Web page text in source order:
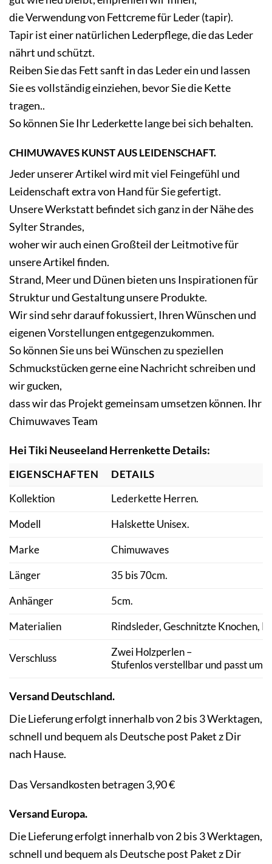
die Verwendung von Fettcreme für Leder (tapir).
Tapir ist einer natürlichen Lederpflege, die das Leder
nährt und schützt.
Reiben Sie das Fett sanft in das Leder ein und lassen
Sie es vollständig einziehen, bevor Sie die Kette
tragen..
So können Sie Ihr Lederkette lange bei sich behalten.
CHIMUWAVES KUNST AUS LEIDENSCHAFT.
Jeder unserer Artikel wird mit viel Feingefühl und
Leidenschaft extra von Hand für Sie gefertigt.
Unsere Werkstatt befindet sich ganz in der Nähe des
Sylter Strandes,
woher wir auch einen Großteil der Leitmotive für
unsere Artikel finden.
Strand, Meer und Dünen bieten uns Inspirationen für
Struktur und Gestaltung unsere Produkte.
Wir sind sehr darauf fokussiert, Ihren Wünschen und
eigenen Vorstellungen entgegenzukommen.
So können Sie uns bei Wünschen zu speziellen
Schmuckstücken gerne eine Nachricht schreiben und
wir gucken,
dass wir das Projekt gemeinsam umsetzen können. Ihr
Chimuwaves Team
Hei Tiki Neuseeland Herrenkette Details:
EIGENSCHAFTEN
DETAILS
Kollektion
Lederkette Herren.
Modell Halskette Unisex.
Marke Chimuwaves
Länger 35 bis 70cm.
Anhänger 5cm.
Materialien Rindsleder, Geschnitzte Knochen,
Verschluss
Zwei Holzperlen –
Stufenlos verstellbar und passt um
Versand Deutschland.
Die Lieferung erfolgt innerhalb von 2 bis 3 Werktagen,
schnell und bequem als Deutsche post Paket z Dir
nach Hause.
Das Versandkosten betragen 3,90 €
Versand Europa.
Die Lieferung erfolgt innerhalb von 2 bis 3 Werktagen,
schnell und bequem als Deutsche post Paket z Dir